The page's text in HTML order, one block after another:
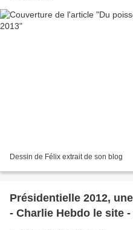
Dessin de Félix extrait de son blog
Présidentielle 2012,
- Charlie Hebdo le site -